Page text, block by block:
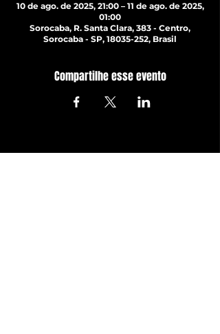
10 de ago. de 2025, 21:00 – 11 de ago. de 2025,
01:00
Sorocaba, R. Santa Clara, 383 - Centro,
Sorocaba - SP, 18035-252, Brasil
Compartilhe esse evento